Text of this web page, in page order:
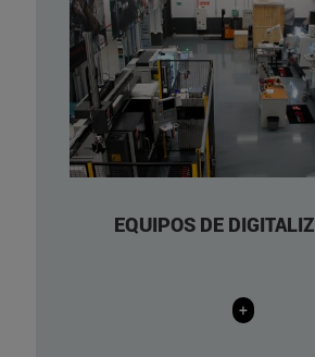
EQUIPOS DE
+
Miraco PRO
SENSE 3D scanner from